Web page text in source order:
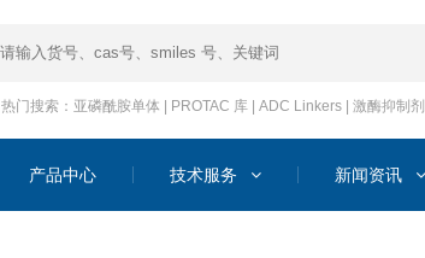
热门搜索： 亚磷酰胺单体 | PROTAC 库 | ADC Linkers | 激酶抑制剂
产品中心 技术服务 新闻资讯